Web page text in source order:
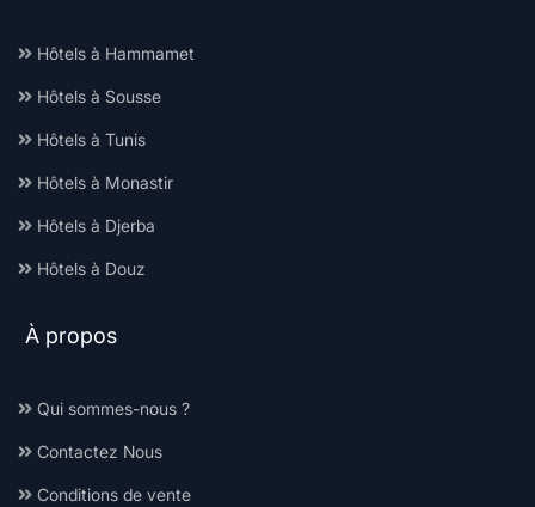
Hôtels à Hammamet
Hôtels à Sousse
Hôtels à Tunis
Hôtels à Monastir
Hôtels à Djerba
Hôtels à Douz
À propos
Qui sommes-nous ?
Contactez Nous
Conditions de vente